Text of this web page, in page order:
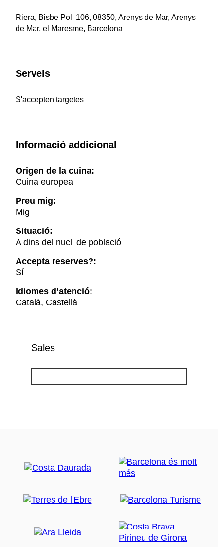
Riera, Bisbe Pol, 106, 08350, Arenys de Mar, Arenys
de Mar, el Maresme, Barcelona
Serveis
S'accepten targetes
Informació addicional
Origen de la cuina:
Cuina europea
Preu mig:
Mig
Situació:
A dins del nucli de població
Accepta reserves?:
Sí
Idiomes d’atenció:
Català, Castellà
Sales